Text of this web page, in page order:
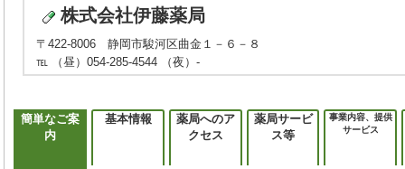
株式会社伊藤薬局
〒422-8006 静岡市駿河区曲金１－６－８
℡ （昼）054-285-4544 （夜）-
簡単なご案
内
基本情報
薬局へのア
クセス
薬局サービ
ス等
事業内容、提供
サービス